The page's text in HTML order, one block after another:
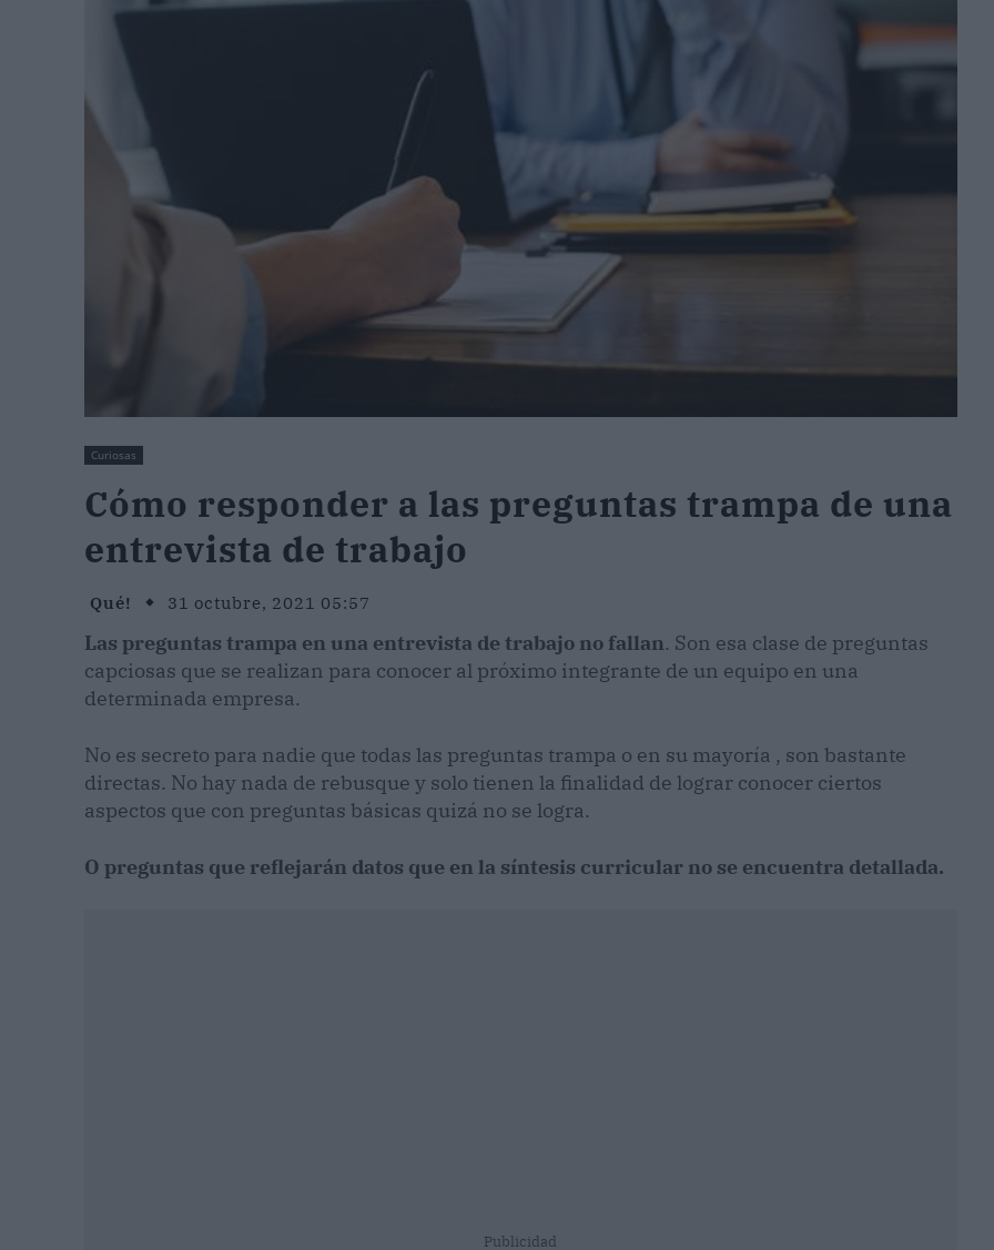
Curiosas
Cómo responder a las preguntas trampa de una
entrevista de trabajo
Qué! 31 octubre, 2021 05:57
Las preguntas trampa en una entrevista de trabajo no fallan. Son esa clase de preguntas
capciosas que se realizan para conocer al próximo integrante de un equipo en una
determinada empresa.
No es secreto para nadie que todas las preguntas trampa o en su mayoría , son bastante
directas. No hay nada de rebusque y solo tienen la finalidad de lograr conocer ciertos
aspectos que con preguntas básicas quizá no se logra.
O preguntas que reflejarán datos que en la síntesis curricular no se encuentra detallada.
Publicidad